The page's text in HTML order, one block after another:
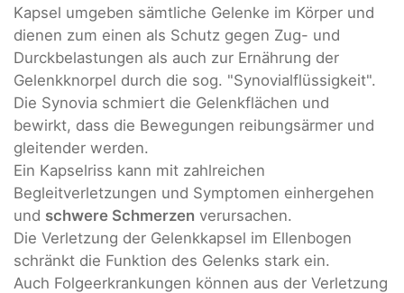
Kapsel umgeben sämtliche Gelenke im Körper und
dienen zum einen als Schutz gegen Zug- und
Durckbelastungen als auch zur Ernährung der
Gelenkknorpel durch die sog. "Synovialflüssigkeit".
Die Synovia schmiert die Gelenkflächen und
bewirkt, dass die Bewegungen reibungsärmer und
gleitender werden.
Ein Kapselriss kann mit zahlreichen
Begleitverletzungen und Symptomen einhergehen
und schwere Schmerzen verursachen.
Die Verletzung der Gelenkkapsel im Ellenbogen
schränkt die Funktion des Gelenks stark ein.
Auch Folgeerkrankungen können aus der Verletzung